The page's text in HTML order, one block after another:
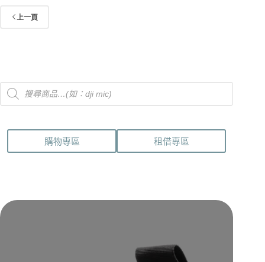
上一頁
Products
search
購物專區 租借專區